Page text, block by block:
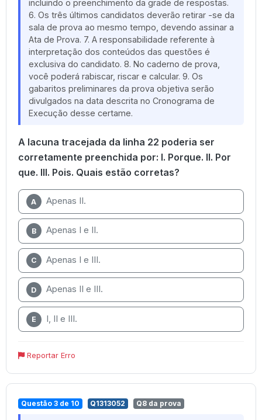
incluindo o preenchimento da grade de respostas.
6. Os três últimos candidatos deverão retirar -se da
sala de prova ao mesmo tempo, devendo assinar a
Ata de Prova. 7. A responsabilidade referente à
interpretação dos conteúdos das questões é
exclusiva do candidato. 8. No caderno de prova,
você poderá rabiscar, riscar e calcular. 9. Os
gabaritos preliminares da prova objetiva serão
divulgados na data descrita no Cronograma de
Execução desse certame.
A lacuna tracejada da linha 22 poderia ser
corretamente preenchida por: I. Porque. II. Por
que. III. Pois. Quais estão corretas?
A Apenas II.
B Apenas I e II.
C Apenas I e III.
D Apenas II e III.
E I, II e III.
Reportar Erro
Questão 3 de 10 Q1313052 Q8 da prova